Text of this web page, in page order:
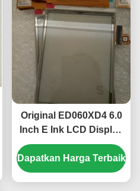
Original ED060XD4 6.0
Inch E Ink LCD Display
dengan Resolusi 758 ×
1024 dan Display
Reflektif untuk
Dapatkan Harga Terbaik